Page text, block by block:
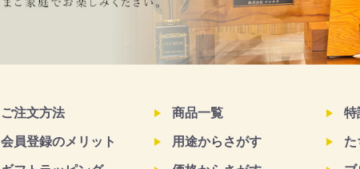
ご注文方法
会員登録のメリット
商品一覧
用途からさがす
特
た